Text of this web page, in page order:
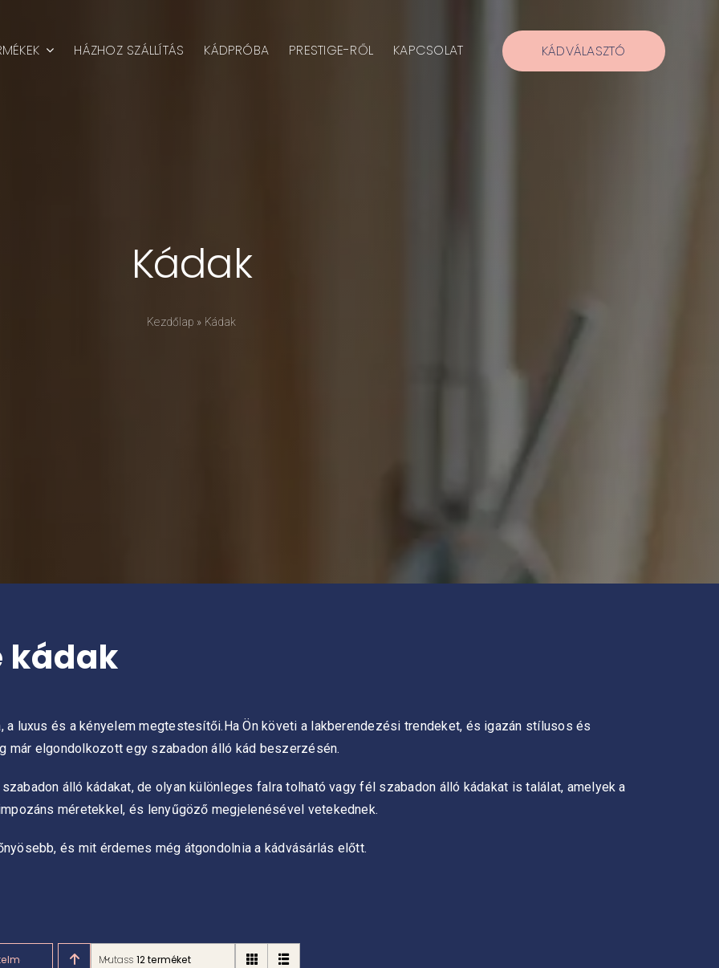
HÁZHOZ SZÁLLÍTÁS KÁDPRÓBA PRESTIGE-RŐL KAPCSOLAT KÁDVÁLASZTÓ
Kádak
Kezdőlap » Kádak
kádak
luxus és a kényelem megtestesítői.Ha Ön követi a lakberendezési trendeket, és igazán stílusos és
már elgondolkozott egy szabadon álló kád beszerzésén.
álló kádakat, de olyan különleges falra tolható vagy fél szabadon álló kádakat is találat, amelyek a
méretekkel, és lenyűgöző megjelenésével vetekednek.
és mit érdemes még átgondolnia a kádvásárlás előtt.
rendezés Mutass 12 terméket